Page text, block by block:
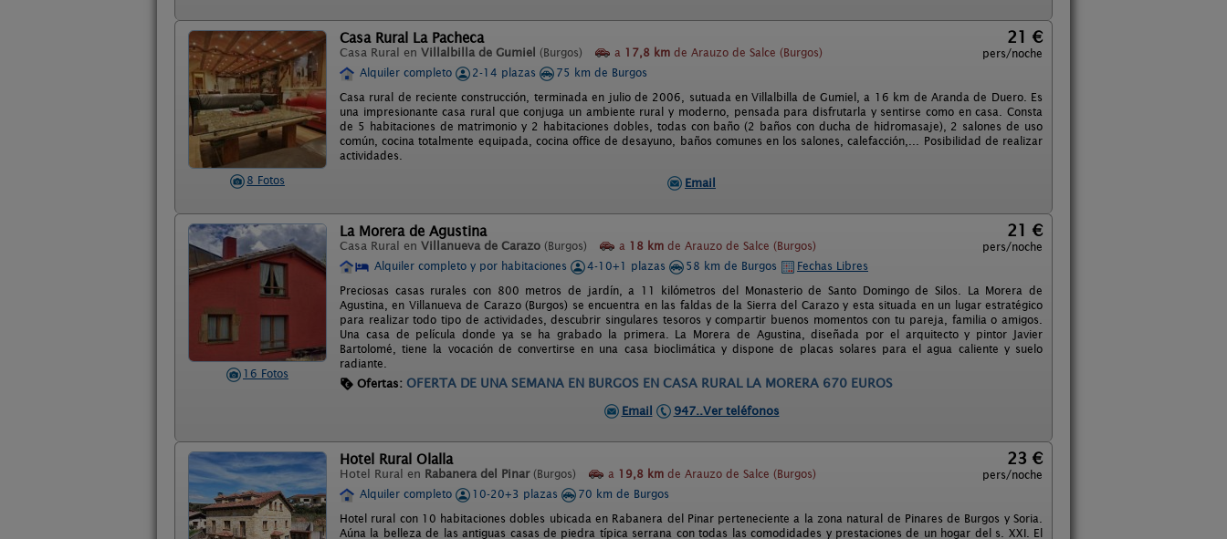
8 Fotos
Casa Rural La Pacheca
Casa Rural en Villalbilla de Gumiel (Burgos) a 17,8 km de Arauzo de Salce (Burgos)
21 €
pers/noche
Alquiler completo
2-14 plazas
75 km de Burgos
Casa rural de reciente construcción, terminada en julio de 2006, sutuada en Villalbilla de Gumiel, a 16 km de Aranda de Duero. Es
una impresionante casa rural que conjuga un ambiente rural y moderno, pensada para disfrutarla y sentirse como en casa. Consta
de 5 habitaciones de matrimonio y 2 habitaciones dobles, todas con baño (2 baños con ducha de hidromasaje), 2 salones de uso
común, cocina totalmente equipada, cocina office de desayuno, baños comunes en los salones, calefacción,... Posibilidad de realizar
actividades.
Email
16 Fotos
La Morera de Agustina
Casa Rural en Villanueva de Carazo (Burgos) a 18 km de Arauzo de Salce (Burgos)
21 €
pers/noche
Alquiler completo y por habitaciones
4-10+1 plazas 58 km de Burgos
Fechas Libres
Preciosas casas rurales con 800 metros de jardín, a 11 kilómetros del Monasterio de Santo Domingo de Silos. La Morera de
Agustina, en Villanueva de Carazo (Burgos) se encuentra en las faldas de la Sierra del Carazo y esta situada en un lugar estratégico
para realizar todo tipo de actividades, descubrir singulares tesoros y compartir buenos momentos con tu pareja, familia o amigos.
Una casa de película donde ya se ha grabado la primera. La Morera de Agustina, diseñada por el arquitecto y pintor Javier
Bartolomé, tiene la vocación de convertirse en una casa bioclimática y dispone de placas solares para el agua caliente y suelo
radiante.
Ofertas: OFERTA NOCHEBUENA. 850 EUROS. DEL 21 AL 25 DICIEMBRE DIAS FANTÁSTICOS
Email 947..Ver teléfonos
Hotel Rural Olalla
Hotel Rural en Rabanera del Pinar (Burgos) a 19,8 km de Arauzo de Salce (Burgos)
23 €
pers/noche
Alquiler completo
10-20+3 plazas
70 km de Burgos
Hotel rural con 10 habitaciones dobles ubicada en Rabanera del Pinar perteneciente a la zona natural de Pinares de Burgos y Soria.
Aúna la belleza de las antiguas casas de piedra típica serrana con todas las comodidades y prestaciones de un hogar del s. XXI. El